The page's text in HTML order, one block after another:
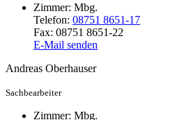
Zimmer: Mbg.
Telefon: 08751 8651-17
Fax: 08751 8651-22
E-Mail senden
Andreas Oberhauser
Sachbearbeiter
Zimmer: Mbg.